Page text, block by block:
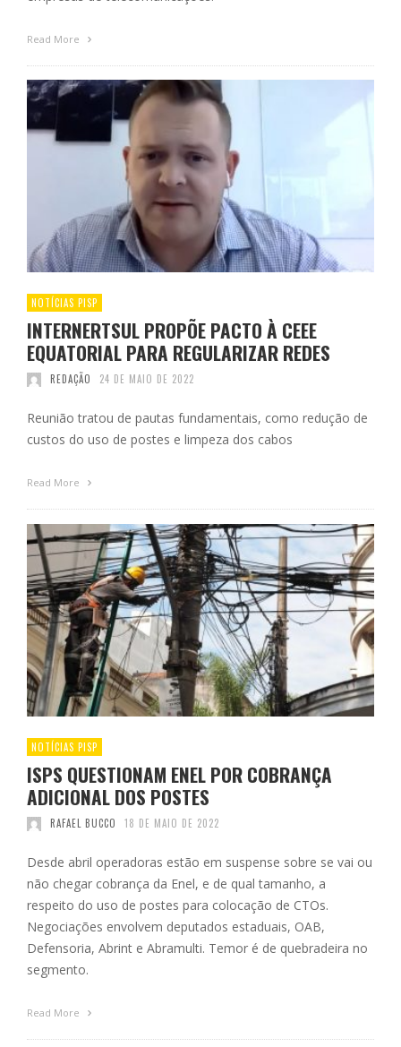
Read More
NOTÍCIAS PISP
INTERNERTSUL PROPÕE PACTO À CEEE
EQUATORIAL PARA REGULARIZAR REDES
REDAÇÃO 24 DE MAIO DE 2022
Reunião tratou de pautas fundamentais, como redução de
custos do uso de postes e limpeza dos cabos
Read More
NOTÍCIAS PISP
ISPS QUESTIONAM ENEL POR COBRANÇA
ADICIONAL DOS POSTES
RAFAEL BUCCO 18 DE MAIO DE 2022
Desde abril operadoras estão em suspense sobre se vai ou
não chegar cobrança da Enel, e de qual tamanho, a
respeito do uso de postes para colocação de CTOs.
Negociações envolvem deputados estaduais, OAB,
Defensoria, Abrint e Abramulti. Temor é de quebradeira no
segmento.
Read More